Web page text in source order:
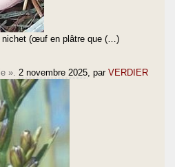
nichet (œuf en plâtre que (…)
». 2 novembre 2025 , par VERDIER